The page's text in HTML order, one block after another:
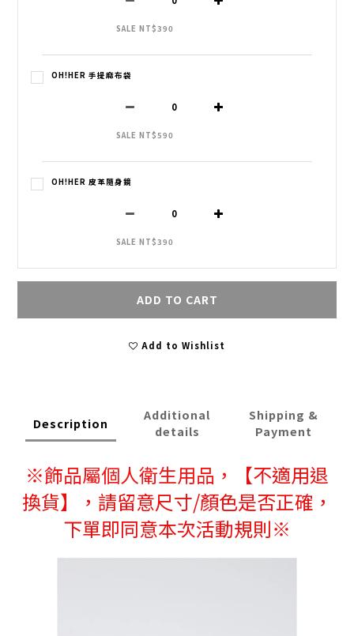
SALE NT$390
OH!HER 手提麻布袋
SALE NT$590
OH!HER 皮革隨身鏡
SALE NT$390
ADD TO CART
Add to Wishlist
Description
Additional
details
Shipping &
Payment
※飾品屬個人衛生用品，
【不適用退
換貨】，請留意尺寸/顏色是否正確，
下單即同意本次活動規則※